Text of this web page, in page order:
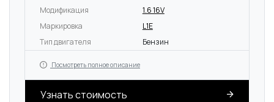
Модификация
1.6 16V
Маркировка
L1E
Тип двигателя
Бензин
Посмотреть полное описание
Узнать стоимость